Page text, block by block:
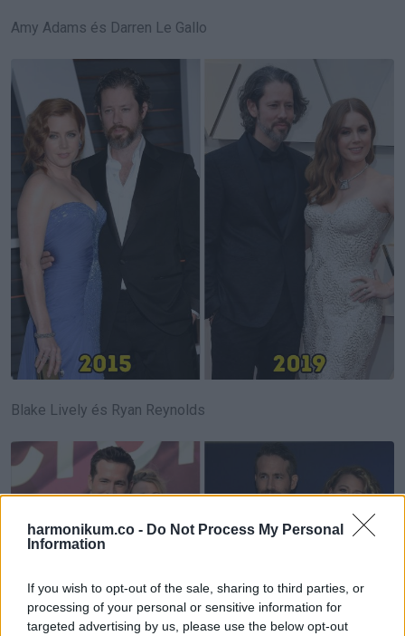
harmonikum.co - Do Not Process My Personal
Information
If you wish to opt-out of the sale, sharing to third parties, or
processing of your personal or sensitive information for
targeted advertising by us, please use the below opt-out
Amy Adams és Darren Le Gallo
Blake Lively és Ryan Reynolds